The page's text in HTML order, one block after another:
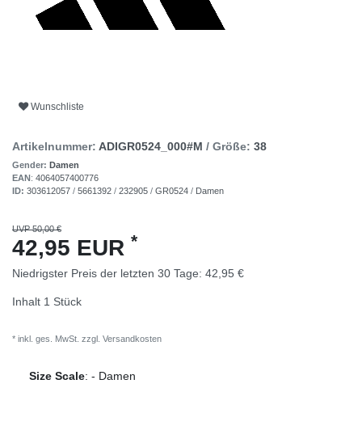
Wunschliste
Artikelnummer: ADIGR0524_000#M / Größe: 38
Gender: Damen
EAN: 4064057400776
ID: 303612057 / 5661392 / 232905 / GR0524 / Damen
UVP 50,00 €
42,95 EUR *
Niedrigster Preis der letzten 30 Tage: 42,95 €
Inhalt 1 Stück
* inkl. ges. MwSt. zzgl. Versandkosten
Size Scale: - Damen